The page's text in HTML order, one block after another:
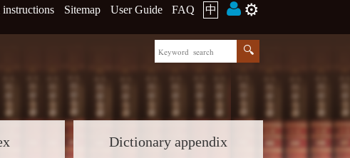
Sitemap User Guide FAQ 中 ⚙️
Dictionary appendix